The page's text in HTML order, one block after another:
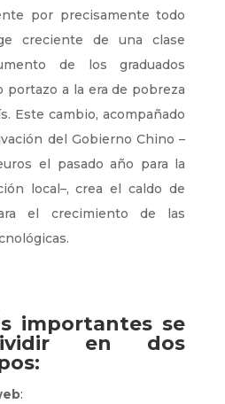
por precisamente todo
creciente de una clase
de los graduados
portazo a la era de pobreza
Este cambio, acompañado
del Gobierno Chino –
el pasado año para la
local–, crea el caldo de
el crecimiento de las
importantes se
en dos
: